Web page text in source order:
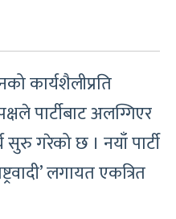
कार्यशैलीप्रति
पार्टीबाट अलग्गिएर
गरेको छ । नयाँ पार्टी
लगायत एकत्रित